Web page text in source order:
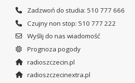
Zadzwoń do studia: 510 777 666
Czujny non stop: 510 777 222
Wyślij do nas wiadomość
Prognoza pogody
radioszczecin.pl
radioszczecinextra.pl